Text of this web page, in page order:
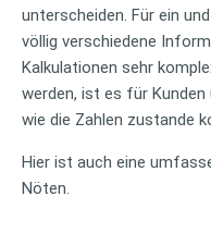
unterscheiden. Für ein
völlig verschiedene
Kalkulationen sehr
werden, ist es für Kunden
wie die Zahlen zustande
Hier ist auch eine
Nöten.